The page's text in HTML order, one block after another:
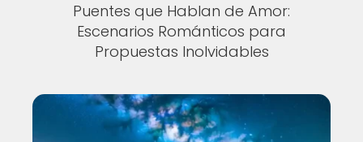
Puentes que Hablan de Amor:
Escenarios Románticos para
Propuestas Inolvidables